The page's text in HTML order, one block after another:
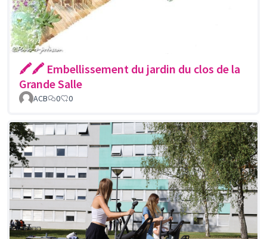
🖍🖍 Embellissement du jardin du clos de la
Grande Salle
ACB 0 0